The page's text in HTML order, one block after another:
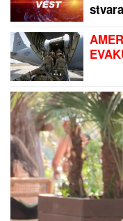
NOVI
sve